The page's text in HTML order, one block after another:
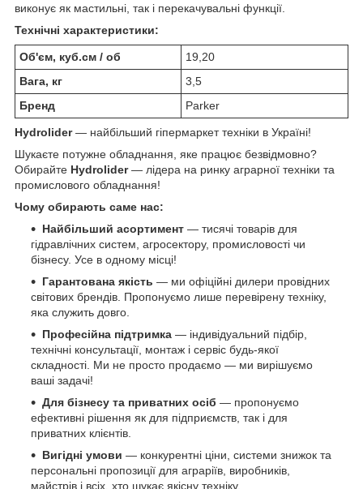
виконує як мастильні, так і перекачувальні функції.
Технічні характеристики:
Об'єм, куб.см / об
19,20
Вага, кг
3,5
Бренд
Parker
Hydrolider— найбільший гіпермаркет техніки в Україні!
Шукаєте потужне обладнання, яке працює безвідмовно?
Обирайте Hydrolider— лідера на ринку аграрної техніки та
промислового обладнання!
Чому обирають саме нас:
Найбільший асортимент — тисячі товарів для
гідравлічних систем, агросектору, промисловості чи
бізнесу. Усе в одному місці!
Гарантована якість — ми офіційні дилери провідних
світових брендів. Пропонуємо лише перевірену техніку,
яка служить довго.
Професійна підтримка — індивідуальний підбір,
технічні консультації, монтаж і сервіс будь-якої
складності. Ми не просто продаємо — ми вирішуємо
ваші задачі!
Для бізнесу та приватних осіб — пропонуємо
ефективні рішення як для підприємств, так і для
приватних клієнтів.
Вигідні умови — конкурентні ціни, системи знижок та
персональні пропозиції для аграріїв, виробників,
майстрів і всіх, хто шукає якісну техніку.